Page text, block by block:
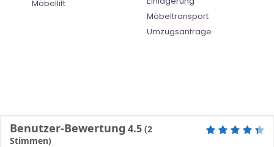
Möbellift
Möbeltransport
Umzugsanfrage
Benutzer-Bewertung 4.5 (2
Stimmen)